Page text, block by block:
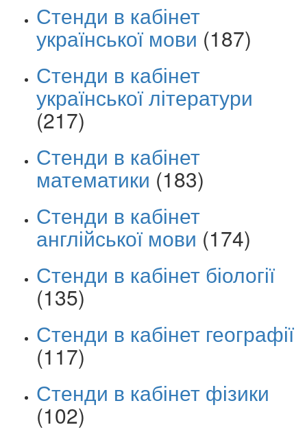
Стенди в кабінет
української мови (187)
Стенди в кабінет
української літератури
(217)
Стенди в кабінет
математики (183)
Стенди в кабінет
англійської мови (174)
Стенди в кабінет біології
(135)
Стенди в кабінет географії
(117)
Стенди в кабінет фізики
(102)